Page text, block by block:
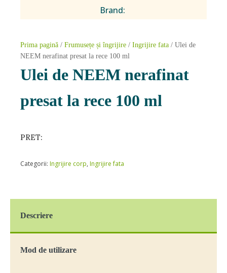
Brand:
Prima pagină / Frumusețe și îngrijire / Ingrijire fata / Ulei de
NEEM nerafinat presat la rece 100 ml
Ulei de NEEM nerafinat
presat la rece 100 ml
PRET:
Categorii: Ingrijire corp, Ingrijire fata
Descriere
Mod de utilizare